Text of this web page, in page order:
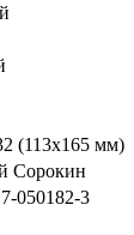
(113х165 мм)
Сорокин
050182-3